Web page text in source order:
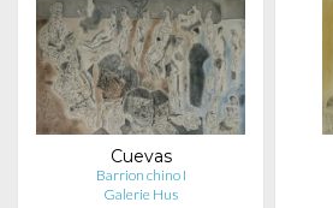
Cuevas
Barrion chino I
Galerie Hus